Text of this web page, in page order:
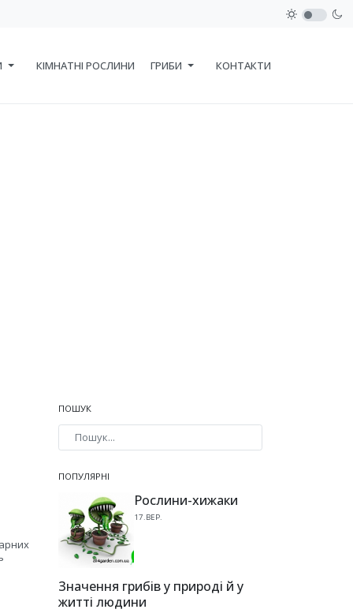
КІМНАТНІ РОСЛИНИ ГРИБИ КОНТАКТИ
ПОШУК
ПОПУЛЯРНІ
Рослини-хижаки
17.ВЕР.
Значення грибів у природі й у
житті людини